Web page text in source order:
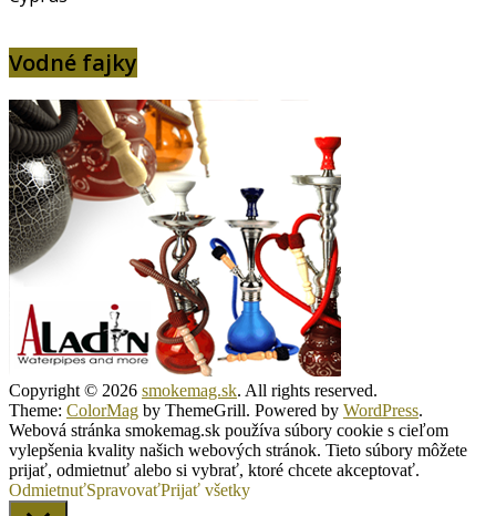
Vodné fajky
Copyright © 2026 smokemag.sk. All rights reserved.
Theme: ColorMag by ThemeGrill. Powered by WordPress.
Webová stránka smokemag.sk používa súbory cookie s cieľom
vylepšenia kvality našich webových stránok. Tieto súbory môžete
prijať, odmietnuť alebo si vybrať, ktoré chcete akceptovať.
OdmietnuťSpravovaťPrijať všetky